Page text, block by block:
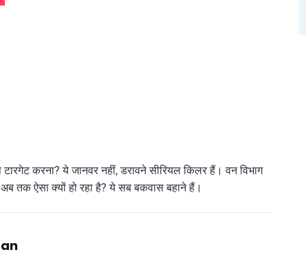
करना? ये जानवर नहीं, डरावने सीरियल किलर हैं। वन विभाग
तक ऐसा क्यों हो रहा है? ये सब बकवास बहाने हैं।